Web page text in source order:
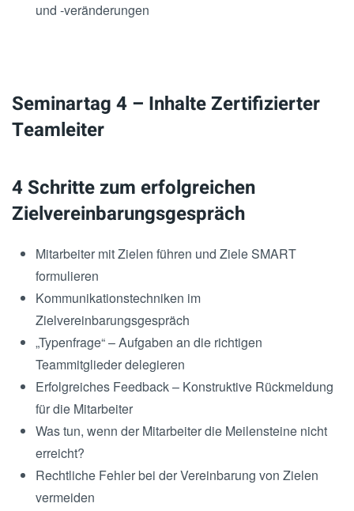
und -veränderungen
Seminartag 4 – Inhalte Zertifizierter
Teamleiter
4 Schritte zum erfolgreichen
Zielvereinbarungsgespräch
Mitarbeiter mit Zielen führen und Ziele SMART
formulieren
Kommunikationstechniken im
Zielvereinbarungsgespräch
„Typenfrage“ – Aufgaben an die richtigen
Teammitglieder delegieren
Erfolgreiches Feedback – Konstruktive Rückmeldung
für die Mitarbeiter
Was tun, wenn der Mitarbeiter die Meilensteine nicht
erreicht?
Rechtliche Fehler bei der Vereinbarung von Zielen
vermeiden